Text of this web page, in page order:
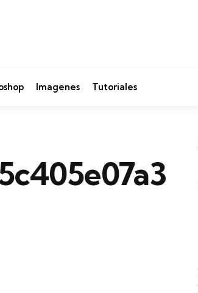
Imagenes Tutoriales